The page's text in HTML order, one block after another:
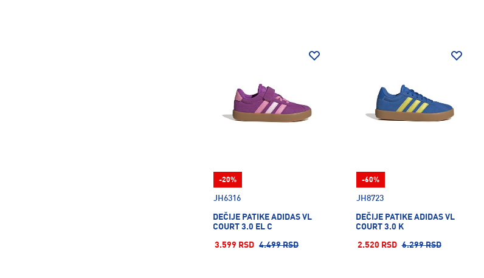
JH6316
DEČIJE PATIKE ADIDAS VL
COURT 3.0 EL C
3.599 RSD 4.499 RSD
-20%
JH8723
DEČIJE PATIKE ADIDAS VL
COURT 3.0 K
2.520 RSD 6.299 RSD
-60%